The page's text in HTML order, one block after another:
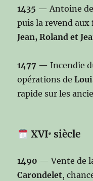
1435 — Antoine de
puis la revend
Jean, Roland et
1477 — Incendie
opérations de
rapide sur les
XVIᵉ siècle
1490 — Vente de
Carondelet,